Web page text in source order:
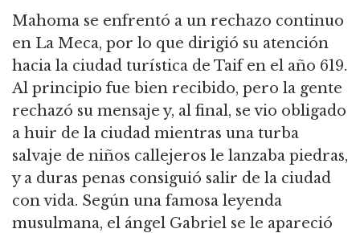
Mahoma se enfrentó a un rechazo continuo
en La Meca, por lo que dirigió su atención
hacia la ciudad turística de Taif en el año 619.
Al principio fue bien recibido, pero la gente
rechazó su mensaje y, al final, se vio obligado
a huir de la ciudad mientras una turba
salvaje de niños callejeros le lanzaba piedras,
y a duras penas consiguió salir de la ciudad
con vida. Según una famosa leyenda
musulmana, el ángel Gabriel se le apareció